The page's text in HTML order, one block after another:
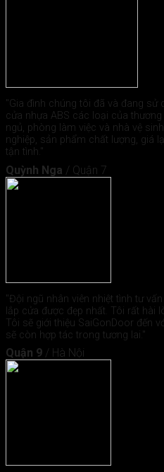
"Gia đình chúng tôi đã và đang
cửa nhựa ABS các loại của thương
ngủ, phòng làm việc và nhà vệ
nghiệp, sản phẩm chất lượng, giá
tận tình."
Quỳnh Nga / Quận 7
"Đội ngũ nhân viên nhiệt tình tư
lắp cửa được đẹp nhất. Tôi rất hài
Tôi sẽ giới thiệu SaiGonDoor đến
sẽ còn hợp tác trong tương lai."
Quận 9 / Hà Nội